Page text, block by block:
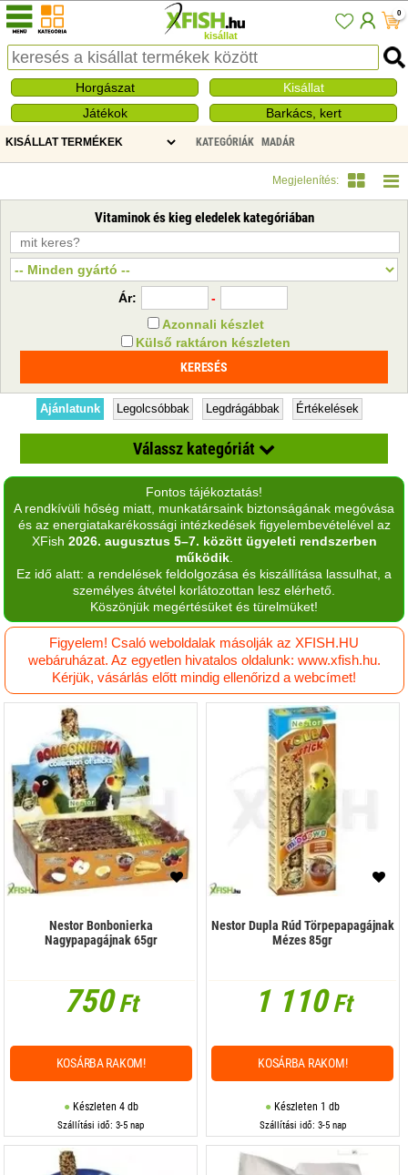
kisállat
0
Horgászat
Kisállat
Játékok
Barkács, kert
KATEGÓRIÁK MADÁR
Megjelenítés:
Vitaminok és kieg eledelek kategóriában
Ár:
-
Azonnali készlet
Külső raktáron készleten
Ajánlatunk Legolcsóbbak Legdrágábbak Értékelések
Válassz kategóriát
Egyéb kiegészítők
Eledel
Etetők, itatók
Kalitka
Madár box
Madár homok, alom
Madár játék
Vitaminok és kieg eledelek
Fontos tájékoztatás!
A rendkívüli hőség miatt, munkatársaink biztonságának megóvása
és az energiatakarékossági intézkedések figyelembevételével az
XFish 2026. augusztus 5–7. között ügyeleti rendszerben
működik.
Ez idő alatt: a rendelések feldolgozása és kiszállítása lassulhat, a
személyes átvétel korlátozottan lesz elérhető.
Köszönjük megértésüket és türelmüket!
Figyelem! Csaló weboldalak másolják az XFISH.HU
webáruházat. Az egyetlen hivatalos oldalunk: www.xfish.hu.
Kérjük, vásárlás előtt mindig ellenőrizd a webcímet!
Nestor Bonbonierka
Nagypapagájnak 65gr
750Ft
Készleten 4 db
Szállítási idő: 3-5 nap
KOSÁRBA RAKOM!
Nestor Dupla Rúd Törpepapagájnak
Mézes 85gr
1 110Ft
Készleten 1 db
Szállítási idő: 3-5 nap
KOSÁRBA RAKOM!